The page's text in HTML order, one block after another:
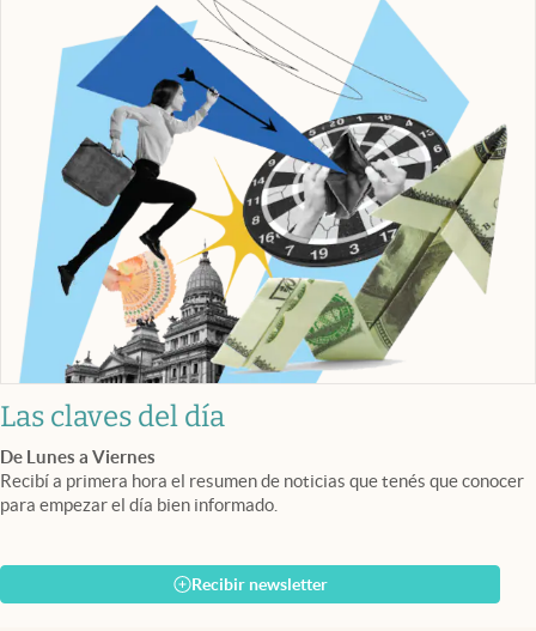
Las claves del día
De Lunes a Viernes
Recibí a primera hora el resumen de noticias que tenés que conocer
para empezar el día bien informado.
Recibir newsletter